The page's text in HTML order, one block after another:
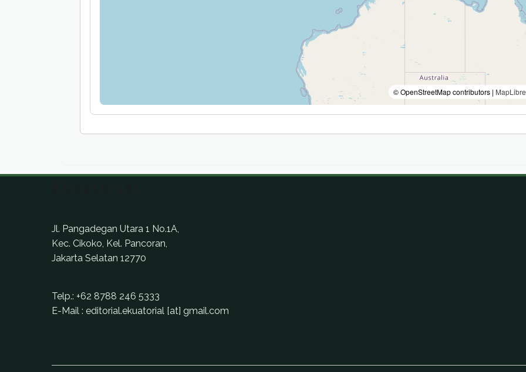
© OpenStreetMap contributors | MapLibre
Jl. Pangadegan Utara 1 No.1A,
Kec. Cikoko, Kel. Pancoran,
Jakarta Selatan 12770
Telp.: +62 8788 246 5333
E-Mail : editorial.ekuatorial [at] gmail.com